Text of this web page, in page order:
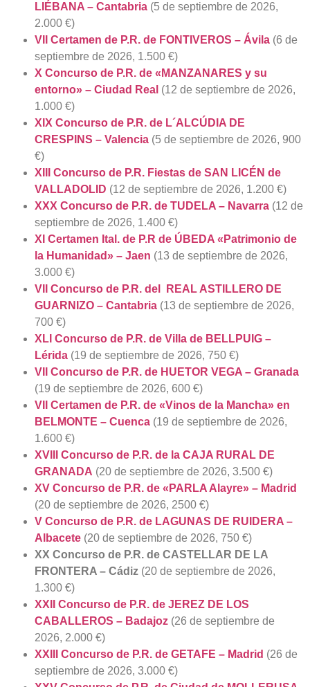
LIÉBANA – Cantabria (5 de septiembre de 2026,
2.000 €)
VII Certamen de P.R. de FONTIVEROS – Ávila (6 de
septiembre de 2026, 1.500 €)
X Concurso de P.R. de «MANZANARES y su
entorno» – Ciudad Real (12 de septiembre de 2026,
1.000 €)
XIX Concurso de P.R. de L´ALCÚDIA DE
CRESPINS – Valencia (5 de septiembre de 2026, 900
€)
XIII Concurso de P.R. Fiestas de SAN LICÉN de
VALLADOLID (12 de septiembre de 2026, 1.200 €)
XXX Concurso de P.R. de TUDELA – Navarra (12 de
septiembre de 2026, 1.400 €)
XI Certamen Ital. de P.R de ÚBEDA «Patrimonio de
la Humanidad» – Jaen (13 de septiembre de 2026,
3.000 €)
VII Concurso de P.R. del REAL ASTILLERO DE
GUARNIZO – Cantabria (13 de septiembre de 2026,
700 €)
XLI Concurso de P.R. de Villa de BELLPUIG –
Lérida (19 de septiembre de 2026, 750 €)
VII Concurso de P.R. de HUETOR VEGA – Granada
(19 de septiembre de 2026, 600 €)
VII Certamen de P.R. de «Vinos de la Mancha» en
BELMONTE – Cuenca (19 de septiembre de 2026,
1.600 €)
XVIII Concurso de P.R. de la CAJA RURAL DE
GRANADA (20 de septiembre de 2026, 3.500 €)
XV Concurso de P.R. de «PARLA Alayre» – Madrid
(20 de septiembre de 2026, 2500 €)
V Concurso de P.R. de LAGUNAS DE RUIDERA –
Albacete (20 de septiembre de 2026, 750 €)
XX Concurso de P.R. de CASTELLAR DE LA
FRONTERA – Cádiz (20 de septiembre de 2026,
1.300 €)
XXII Concurso de P.R. de JEREZ DE LOS
CABALLEROS – Badajoz (26 de septiembre de
2026, 2.000 €)
XXIII Concurso de P.R. de GETAFE – Madrid (26 de
septiembre de 2026, 3.000 €)